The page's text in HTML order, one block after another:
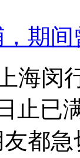
，期
海
止已
都